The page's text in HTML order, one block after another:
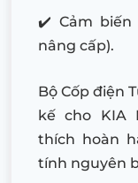
✔️ Cảm biến
nâng cấp).
Bộ Cốp điện
kế cho KIA
thích hoàn
tính nguyên